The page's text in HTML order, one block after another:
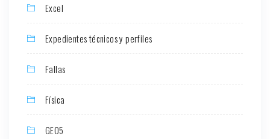
Excel
Expedientes técnicos y perfiles
Fallas
Física
GEO5